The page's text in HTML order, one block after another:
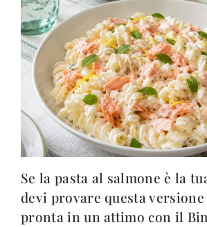
Se la pasta al salmone è la
devi provare questa
pronta in un attimo con il